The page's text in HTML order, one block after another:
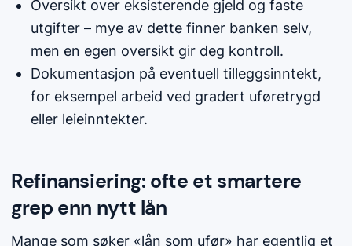
Oversikt over eksisterende gjeld og faste
utgifter – mye av dette finner banken selv,
men en egen oversikt gir deg kontroll.
Dokumentasjon på eventuell tilleggsinntekt,
for eksempel arbeid ved gradert uføretrygd
eller leieinntekter.
Refinansiering: ofte et smartere
grep enn nytt lån
Mange som søker «lån som ufør» har egentlig et